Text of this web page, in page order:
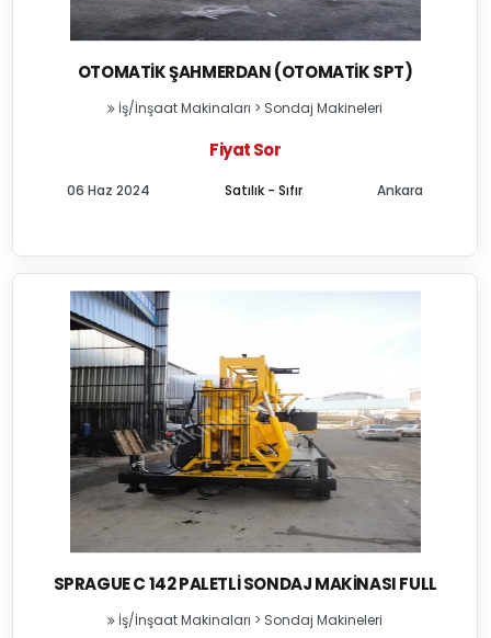
OTOMATIK ŞAHMERDAN (OTOMATIK SPT)
İş/İnşaat Makinaları > Sondaj Makineleri
Fiyat Sor
Satılık - Sıfır
06 Haz 2024 Ankara
SPRAGUE C 142 PALETLI SONDAJ MAKINASI FULL
İş/İnşaat Makinaları > Sondaj Makineleri